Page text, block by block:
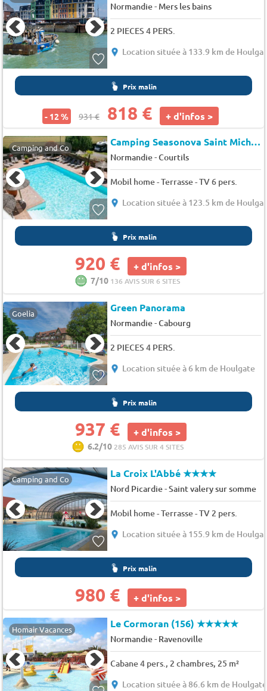
Normandie- Mers les bains
2 PIECES 4 PERS.
Location située à 133.9 km de
Prix malin
- 12 % 931 € 818 € + d'infos >
Camping and Co Camping Seasonova Saint Michel
Normandie-Courtils
Mobil home - Terrasse - TV 6 pers.
Location située à 123.5 km de
Prix malin
920 € + d'infos >
7/10 136 AVIS SUR 6 SITES
Goelia Green Panorama
Normandie-Cabourg
2 PIECES 4 PERS.
Location située à 6 km de Houlgate
Prix malin
937 € + d'infos >
6.2/10 285 AVIS SUR 4 SITES
Camping and Co La Croix L'Abbé★★★★
Nord Picardie-Saint valery sur somme
Mobil home - Terrasse - TV 2 pers.
Location située à 155.9 km de
Prix malin
980 € + d'infos >
Homair Vacances Le Cormoran (156)★★★★★
Normandie- Ravenoville
Cabane 4 pers., 2 chambres, 25 m²
Location située à 86.6 km de Houlgate